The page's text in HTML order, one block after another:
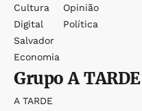
Cultura
Digital
Salvador
Economia
Opinião
Política
GrupoA TARDE
A TARDE